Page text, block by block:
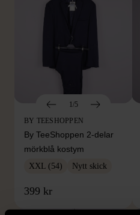
1/5
BY TEESHOPPEN
By TeeShoppen 2-delar
mörkblå kostym
XXL (54) Nytt skick
399 kr